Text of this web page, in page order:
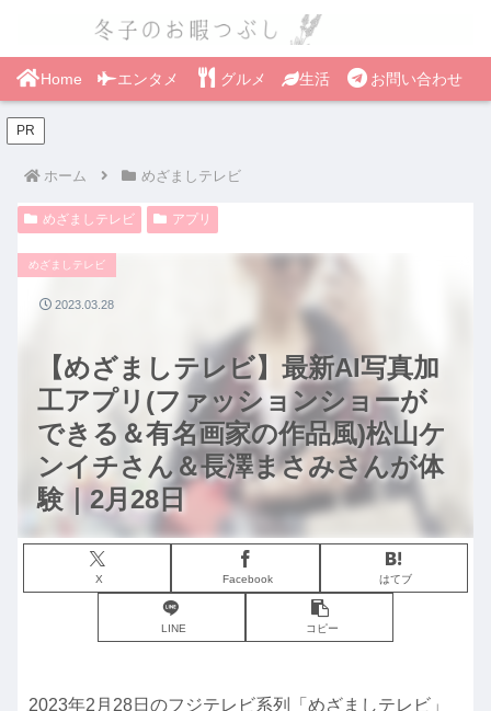
Home エンタメ グルメ 生活 お問い合わせ
PR
ホーム めざましテレビ
めざましテレビ アプリ
【めざましテレビ】最新AI写真加
工アプリ(ファッションショーが
できる＆有名画家の作品風)松山ケ
ンイチさん＆長澤まさみさんが体
験｜2月28日
めざましテレビ
X Facebook はてブ
LINE コピー
2023.03.28
2023年2月28日のフジテレビ系列「めざましテレビ」